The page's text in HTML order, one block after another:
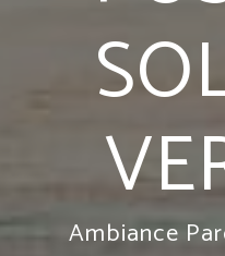
Ambiance